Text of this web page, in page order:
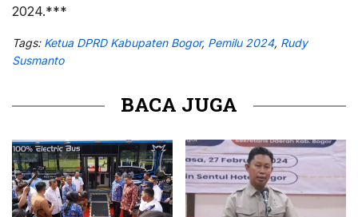
2024.***
Tags: Ketua DPRD Kabupaten Bogor, Pemilu 2024, Rudy
Susmanto
BACA JUGA